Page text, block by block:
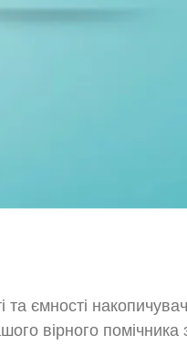
ємності
вірного помічника